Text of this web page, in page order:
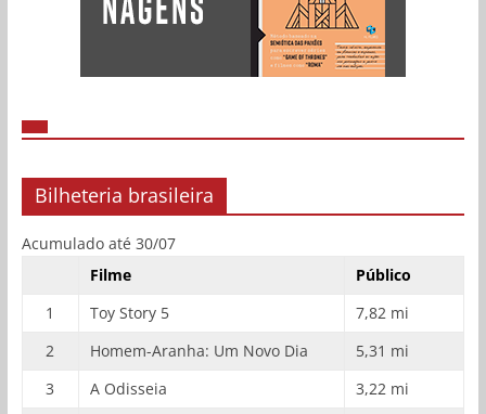
Bilheteria brasileira
Acumulado até 30/07
Filme
Público
1
Toy Story 5
7,82 mi
2
Homem-Aranha: Um Novo Dia
5,31 mi
3
A Odisseia
3,22 mi